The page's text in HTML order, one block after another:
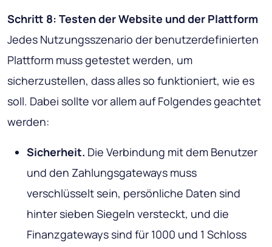
Schritt 8: Testen der Website und der Plattform
Jedes Nutzungsszenario der benutzerdefinierten
Plattform muss getestet werden, um
sicherzustellen, dass alles so funktioniert, wie es
soll. Dabei sollte vor allem auf Folgendes geachtet
werden:
Sicherheit. Die Verbindung mit dem Benutzer
und den Zahlungsgateways muss
verschlüsselt sein, persönliche Daten sind
hinter sieben Siegeln versteckt, und die
Finanzgateways sind für 1000 und 1 Schloss